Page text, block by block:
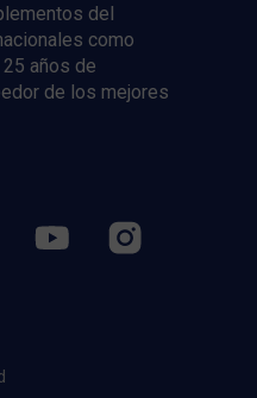
del
como
años de
de los mejores